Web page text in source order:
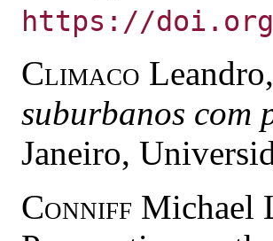
https://doi.org/
Climaco Leandro,
suburbanos com
Janeiro,
Conniff Michael